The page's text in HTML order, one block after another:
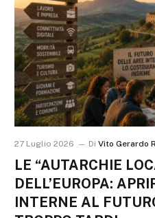
27 Luglio 2026 Di Vito Gerardo
LE “AUTARCHIE
DELL’EUROPA:
INTERNE AL